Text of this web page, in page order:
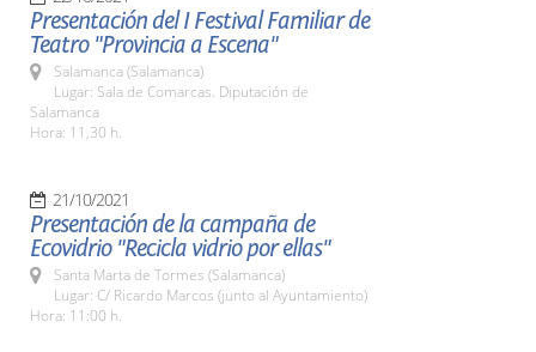
Presentación del I Festival Familiar de
Teatro "Provincia a Escena"
Salamanca (Salamanca)
Lugar: Sala de Comarcas. Diputación de
Salamanca
Hora: 11,30 h.
21/10/2021
Presentación de la campaña de
Ecovidrio "Recicla vidrio por ellas"
Santa Marta de Tormes (Salamanca)
Lugar: C/ Ricardo Marcos (junto al Ayuntamiento)
Hora: 11:00 h.